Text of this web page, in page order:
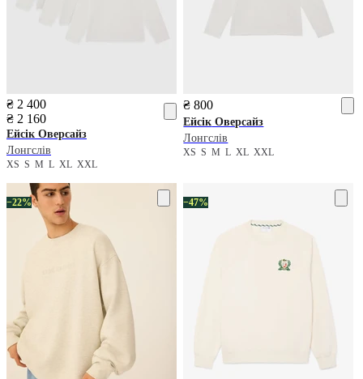
₴ 2 400
₴ 2 160
Ейсік Оверсайз
Лонгслів
XS S M L XL XXL
₴ 800
Ейсік Оверсайз
Лонгслів
XSSMLXLXXL
−22% −47%